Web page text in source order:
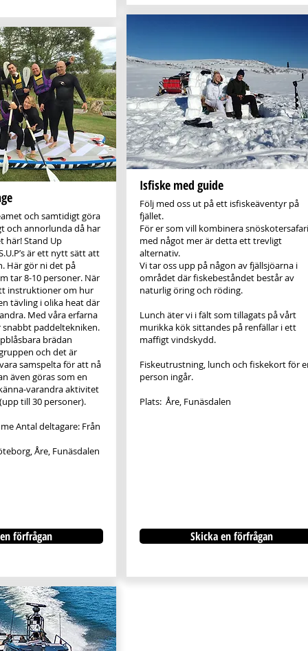
och samtidigt göra
och annorlunda då har
Stand Up
är ett nytt sätt att
Här gör ni det på
tar 8-10 personer. När
instruktioner om hur
tävling i olika heat där
Med våra erfarna
paddeltekniken.
brädan
och det är
samspelta för att nå
även göras som en
varandra aktivitet
till 30 personer).
Antal deltagare: Från
Åre, Funäsdalen
förfrågan
Isfiske med guide
Följ med oss ut på ett isfiskeäventyr på
fjället.
För er som vill kombinera snöskotersafari
med något mer är detta ett trevligt
alternativ.
Vi tar oss upp på någon av fjällsjöarna i
området där fiskebeståndet består av
naturlig öring och röding.
Lunch äter vi i fält som tillagats på vårt
murikka kök sittandes på renfällar i ett
maffigt vindskydd.
Fiskeutrustning, lunch och fiskekort för
person ingår.
Plats: Åre, Funäsdalen
Skicka en förfrågan